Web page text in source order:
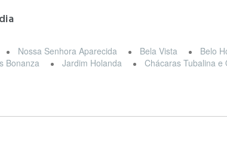
Nossa Senhora Aparecida Bela Vista Belo
Bonanza Jardim Holanda Chácaras Tubalina e